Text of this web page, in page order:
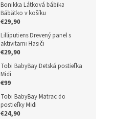
Bonikka Látková bábika
Bábätko v košíku
€29,90
Lilliputiens Drevený panel s
aktivitami Hasiči
€29,90
Tobi BabyBay Detská postieľka
Midi
€99
Tobi BabyBay Matrac do
postieľky Midi
€24,90